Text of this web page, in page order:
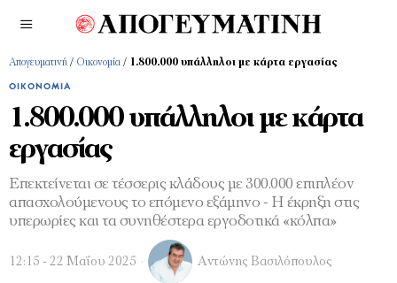
Απογευματινή / Οικονομία / 1.800.000 υπάλληλοι με κάρτα εργασίας
ΟΙΚΟΝΟΜΊΑ
1.800.000 υπάλληλοι με κάρτα
εργασίας
Επεκτείνεται σε τέσσερις κλάδους με 300.000 επιπλέον
απασχολούμενους το επόμενο εξάμηνο - Η έκρηξη στις
υπερωρίες και τα συνηθέστερα εργοδοτικά «κόλπα»
12:15 - 22 Μαΐου 2025 Αντώνης Βασιλόπουλος